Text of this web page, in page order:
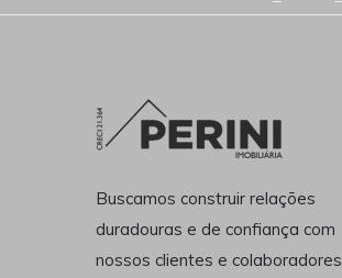
Buscamos construir relações
duradouras e de confiança com
nossos clientes e colaboradores,